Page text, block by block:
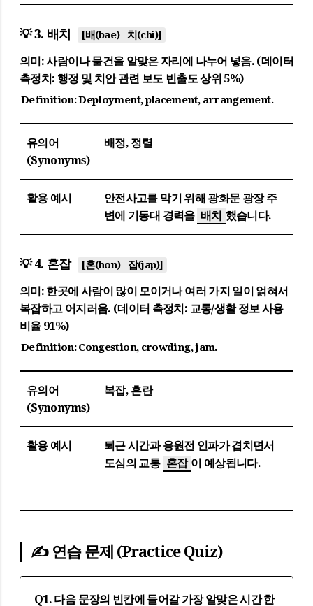
💡 3. 배치 [배(bae) - 치(chi)]
의미:사람이나 물건을 알맞은 자리에 나누어 넣음. (데이터
측정치: 행정 및 치안 관련 보도 빈출도 상위 5%)
Definition:Deployment, placement, arrangement.
유의어
(Synonyms)
배정, 정렬
활용 예시
안전사고를 막기 위해 광화문 광장 주
변에 기동대 경력을 배치 했습니다.
💡 4. 혼잡 [혼(hon) - 잡(jap)]
의미: 한곳에 사람이 많이 모이거나 여러 가지 일이 얽혀서
복잡하고 어지러움. (데이터 측정치: 교통/생활 정보 사용
비율 91%)
Definition:Congestion, crowding, jam.
유의어
(Synonyms)
복잡, 혼란
활용 예시
퇴근 시간과 응원전 인파가 겹치면서
도심의 교통 혼잡 이 예상됩니다.
✍️ 연습 문제 (Practice Quiz)
Q1. 다음 문장의 빈칸에 들어갈 가장 알맞은 시간 한